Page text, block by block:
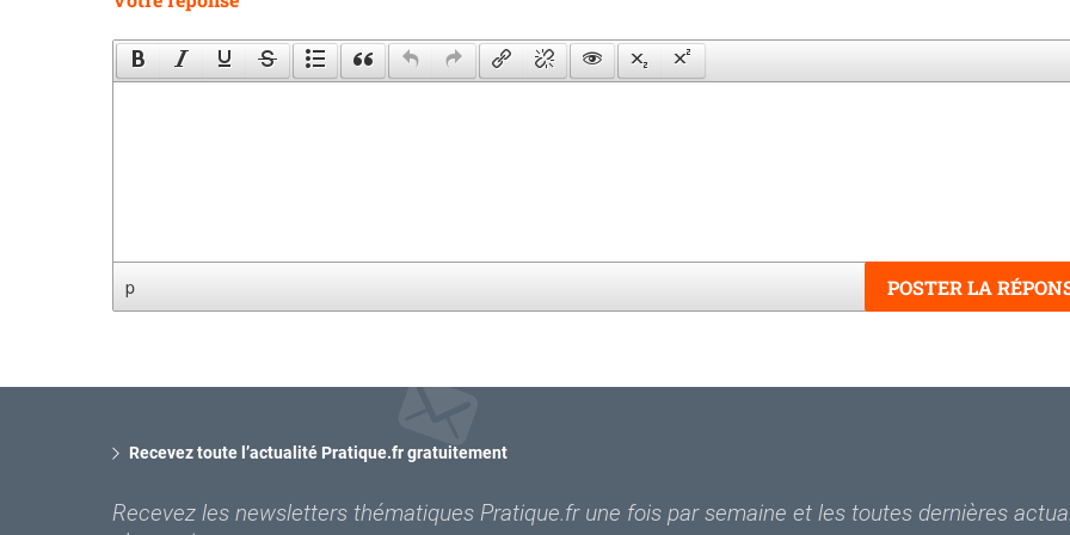
p POSTER LA
Recevez toute l’actualité Pratique.fr gratuitement
Recevez les newsletters thématiques Pratique.fr une fois par semaine et les toutes dernières